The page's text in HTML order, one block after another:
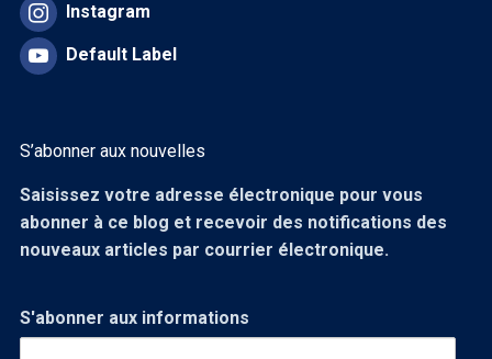
Instagram
Default Label
S’abonner aux nouvelles
Saisissez votre adresse électronique pour vous
abonner à ce blog et recevoir des notifications des
nouveaux articles par courrier électronique.
S'abonner aux informations